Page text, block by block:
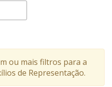
ou mais filtros para a
de Representação.